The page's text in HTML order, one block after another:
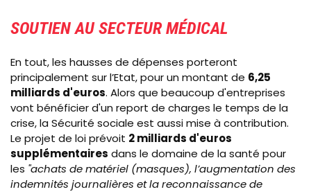
SOUTIEN AU SECTEUR MÉDICAL
En tout, les hausses de dépenses porteront
principalement sur l’Etat, pour un montant de 6,25
milliards d'euros. Alors que beaucoup d'entreprises
vont bénéficier d'un report de charges le temps de la
crise, la Sécurité sociale est aussi mise à contribution.
Le projet de loi prévoit 2 milliards d'euros
supplémentaires dans le domaine de la santé pour
les "achats de matériel (masques), l’augmentation des
indemnités journalières et la reconnaissance de